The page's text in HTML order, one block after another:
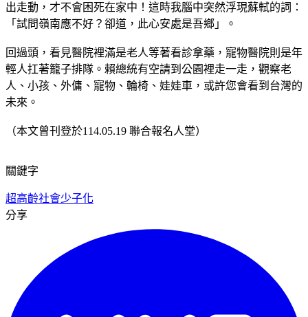
出走動，才不會困死在家中！這時我腦中突然浮現蘇軾的詞：
「試問嶺南應不好？卻道，此心安處是吾鄉」。
回過頭，看見醫院裡滿是老人等著看診拿藥，寵物醫院則是年
輕人扛著籠子排隊。賴總統有空請到公園裡走一走，觀察老
人、小孩、外傭、寵物、輪椅、娃娃車，或許您會看到台灣的
未來。
（本文曾刊登於114.05.19 聯合報名人堂）
關鍵字
超高齡社會少子化
分享